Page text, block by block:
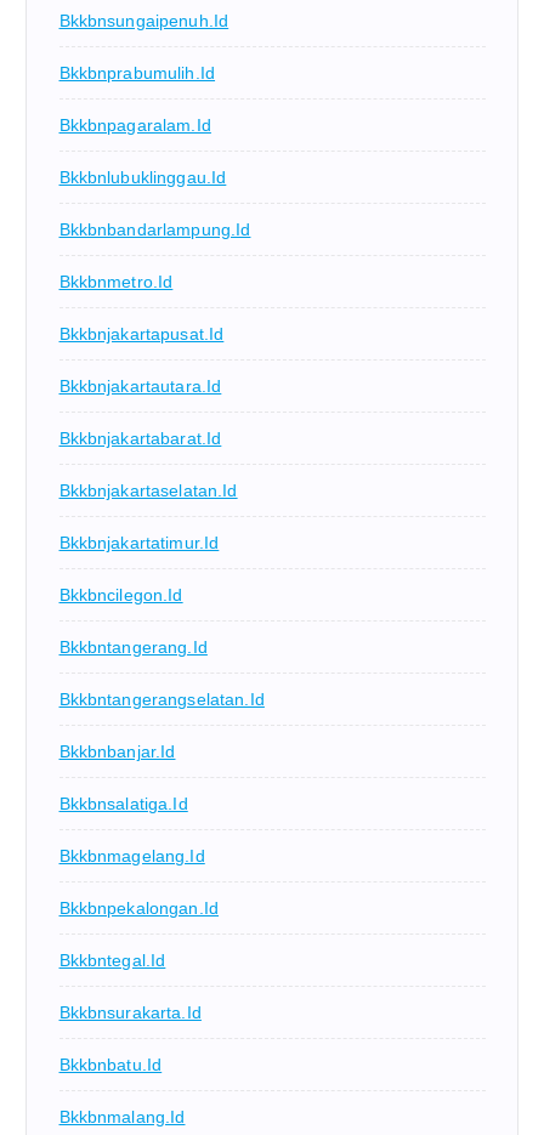
Bkkbnsungaipenuh.id
Bkkbnprabumulih.id
Bkkbnpagaralam.id
Bkkbnlubuklinggau.id
Bkkbnbandarlampung.id
Bkkbnmetro.id
Bkkbnjakartapusat.id
Bkkbnjakartautara.id
Bkkbnjakartabarat.id
Bkkbnjakartaselatan.id
Bkkbnjakartatimur.id
Bkkbncilegon.id
Bkkbntangerang.id
Bkkbntangerangselatan.id
Bkkbnbanjar.id
Bkkbnsalatiga.id
Bkkbnmagelang.id
Bkkbnpekalongan.id
Bkkbntegal.id
Bkkbnsurakarta.id
Bkkbnbatu.id
Bkkbnmalang.id